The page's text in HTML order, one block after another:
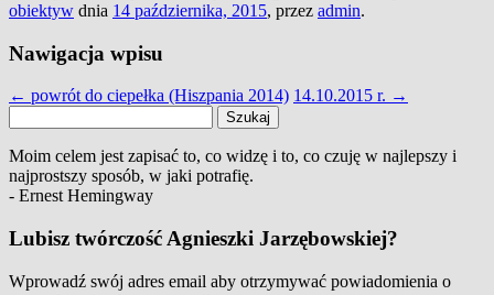
obiektyw dnia 14 października, 2015, przez admin.
Nawigacja wpisu
← powrót do ciepełka (Hiszpania 2014) 14.10.2015 r. →
Moim celem jest zapisać to, co widzę i to, co czuję w najlepszy i
najprostszy sposób, w jaki potrafię.
- Ernest Hemingway
Lubisz twórczość Agnieszki Jarzębowskiej?
Wprowadź swój adres email aby otrzymywać powiadomienia o